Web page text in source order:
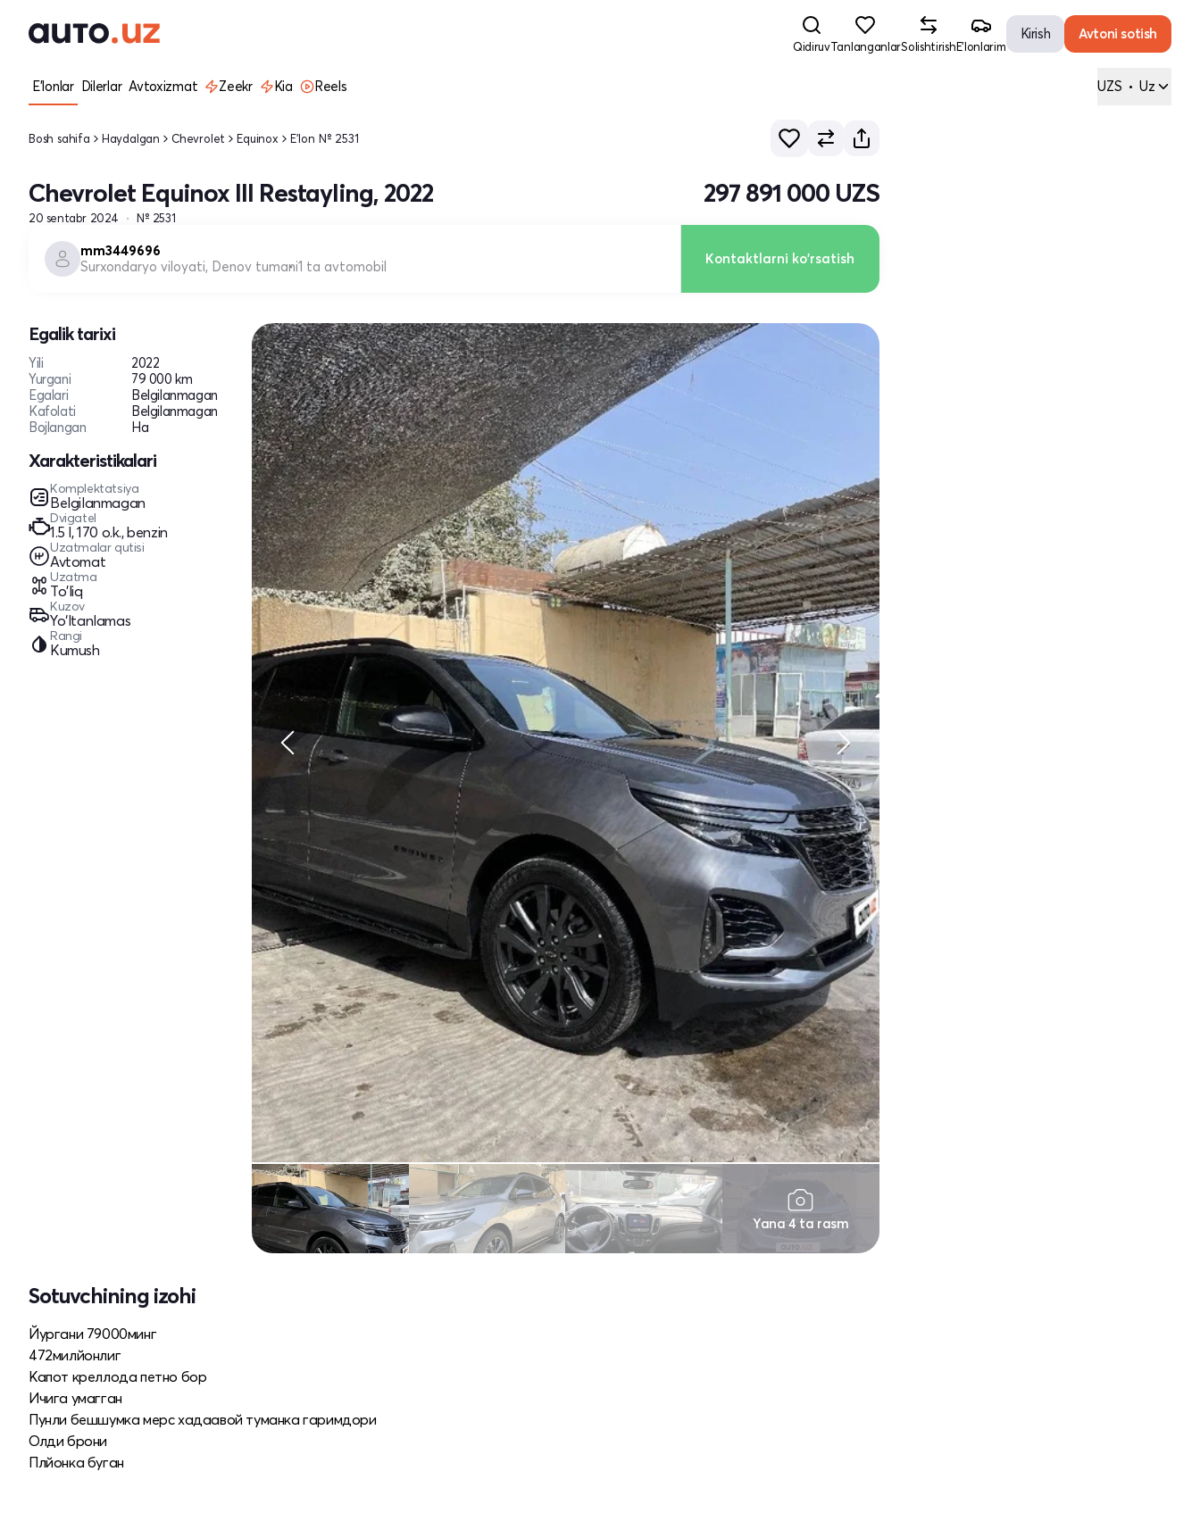
QidiruvTanlanganlarSolishtirishE'lonlarim
Kirish Avtoni sotish
E'lonlar Dilerlar Avtoxizmat Zeekr Kia Reels UZS • Uz
Bosh sahifa Haydalgan Chevrolet Equinox E'lon № 2531
Chevrolet Equinox III Restayling, 2022
20 sentabr 2024 № 2531
297 891 000 UZS
mm3449696
Surxondaryo viloyati, Denov tumani1 ta avtomobil Kontaktlarni ko'rsatish
Egalik tarixi
Yili
2022
Yurgani
79 000 km
Egalari
Belgilanmagan
Kafolati
Belgilanmagan
Bojlangan
Ha
Xarakteristikalari
Komplektatsiya
Belgilanmagan
Dvigatel
1.5 l, 170 o.k., benzin
Uzatmalar qutisi
Avtomat
Uzatma
To'liq
Kuzov
Yo‘ltanlamas
Rangi
Kumush
Yana 4 ta rasm
Sotuvchining izohi
Йургани 79000минг
472милйонлиг
Капот креллода петно бор
Ичига умагган
Пунли бешшумка мерс хадаавой туманка гаримдори
Олди брони
Плйонка буган